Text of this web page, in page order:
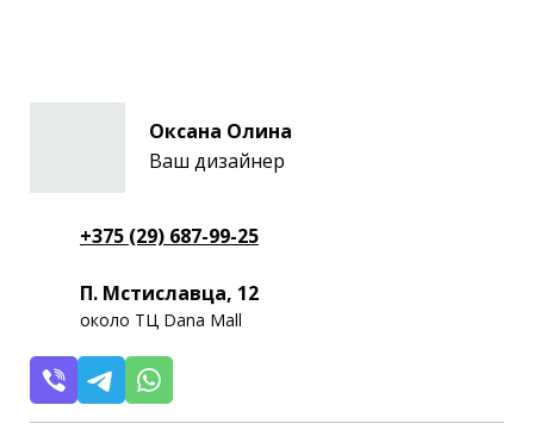
Оксана Олина
Ваш дизайнер
+375 (29) 687-99-25
П. Мстиславца, 12
около ТЦ Dana Mall